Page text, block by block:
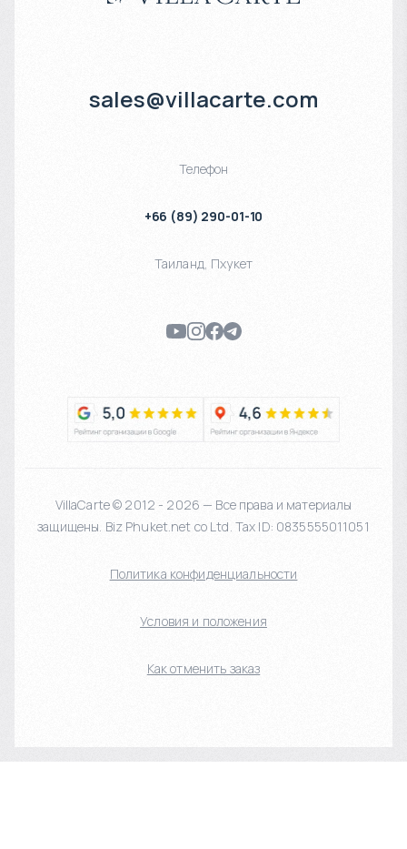
уровнем безопасности и приватности славятся закрытые
развивающие центры.
sales@villacarte.com
Телефон
+66 (89) 290-01-10
Таиланд Пхукет
VillaCarte © 2012 - 2026 — Все права и материалы
защищены. Biz Phuket.net co Ltd. Tax ID: 0835555011051
Политика конфиденциальности
Условия и положения
Как отменить заказ